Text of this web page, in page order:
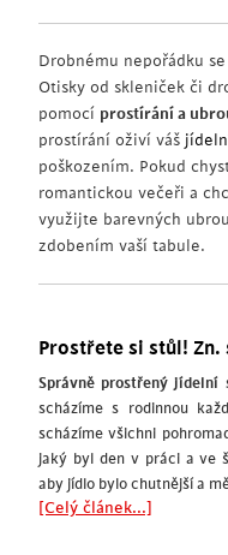
Drobnému nepořádku
Otisky od skleniček či
pomocí prostírání a
prostírání oživí váš
poškozením. Pokud
romantickou večeři a
využijte barevných
zdobením vaší tabule.
Prostřete si stůl! Zn.
Správně prostřený jídelní
scházíme s rodinnou
scházíme všichni
jaký byl den v práci a ve
aby jídlo bylo chutnější a
[Celý článek...]